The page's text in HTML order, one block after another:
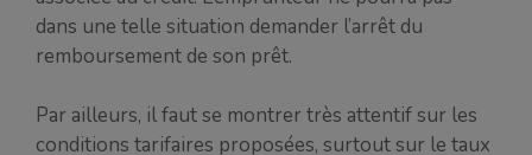
dans une telle situation demander l’arrêt du
remboursement de son prêt.
Par ailleurs, il faut se montrer très attentif sur les
conditions tarifaires proposées, surtout sur le taux